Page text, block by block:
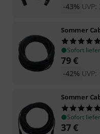
UVP:
-43%
Sommer
Sofort
79€
UVP:
-42%
Sommer
Sofort
37€